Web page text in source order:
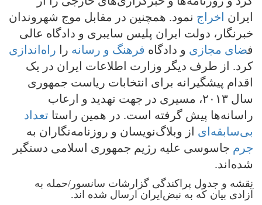
ایران اخراج نمود. همچنین در مقابل موج شهروندان
خبرنگار، دولت ایران پلیس سایبری و دادگاه عالی
فضای مجازی و دادگاه فرهنگ و رسانه را راه‌اندازی
کرد. از طرف دیگر وزارت اطلاعات ایران در یک
اقدام پیشگیرانه برای انتخابات ریاست جمهوری
سال ٢٠١٣، مسیری در جهت تهدید و ارعاب
راسانه‌ها پیش گرفته است. در همین راستا تعداد
بی‌سابقه‌ای از وبلاگ‌نویسان و روزنامه‌نگاران به
جرم جاسوسی علیه رژیم جمهوری اسلامی دستگیر
شده‌اند.
نقشه و جدول پراکندگی گزارشات سانسور/حمله به
آزادی بیان که به نبض‌ایران ارسال شده اند.